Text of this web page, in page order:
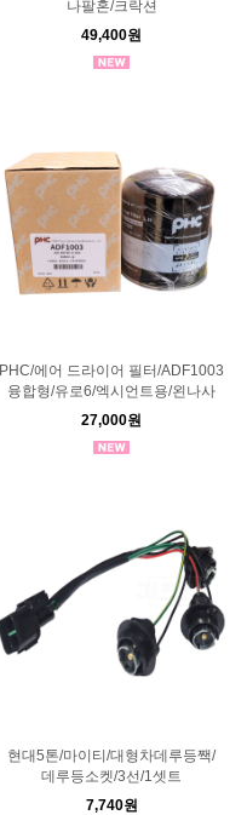
나팔혼/크락션
49,400원
PHC/에어 드라이어 필터/ADF1003
융합형/유로6/엑시언트용/왼나사
27,000원
현대5톤/마이티/대형차데루등짹/
데루등소켓/3선/1셋트
7,740원